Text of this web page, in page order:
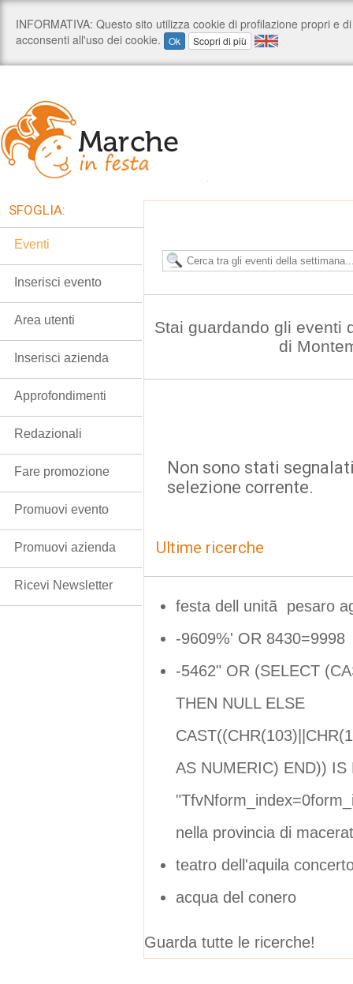
Stai guardando gli eventi
di
Non sono stati
selezione corrente.
Ultime ricerche
festa dell unitã pesaro
-9609%' OR 8430=9998
-5462" OR (SELECT
THEN NULL ELSE
AS NUMERIC) END)) IS
nella provincia di
teatro dell'aquila
acqua del conero
Guarda tutte le ricerche!
SFOGLIA:
Eventi
Inserisci evento
Area utenti
Inserisci azienda
Approfondimenti
Redazionali
Fare promozione
Promuovi evento
Promuovi azienda
Ricevi Newsletter